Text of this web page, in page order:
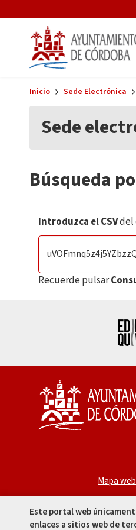
Inicio Sede Electrónica
Sede
Búsqueda
Introduzca el CSVdel
Recuerde pulsar
Mapa web
Este portal web
enlaces a sitios web de